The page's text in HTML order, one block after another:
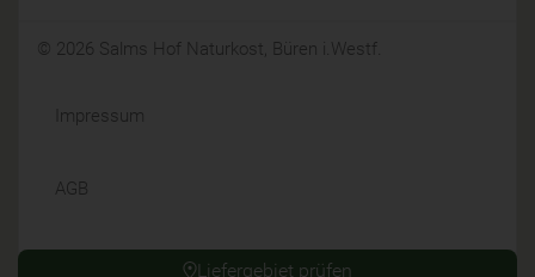
Liefergebiet prüfen
© 2026 Salms Hof Naturkost, Büren i.Westf.
Impressum
AGB